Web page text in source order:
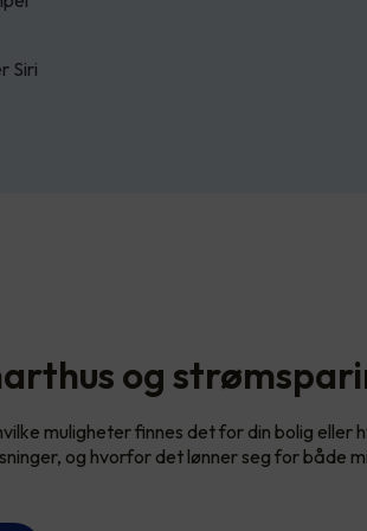
Siri
og
muligheter finnes det for din bolig eller
og hvorfor det lønner seg for både